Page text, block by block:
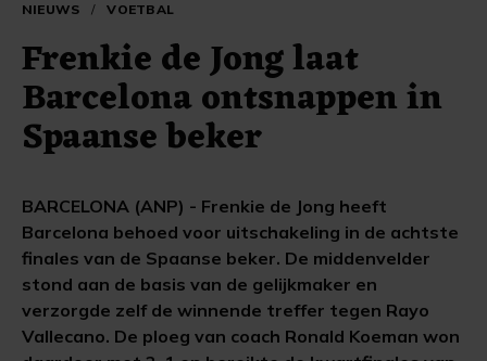
NIEUWS / VOETBAL
Frenkie de Jong laat
Barcelona ontsnappen in
Spaanse beker
BARCELONA (ANP) - Frenkie de Jong heeft
Barcelona behoed voor uitschakeling in de achtste
finales van de Spaanse beker. De middenvelder
stond aan de basis van de gelijkmaker en
verzorgde zelf de winnende treffer tegen Rayo
Vallecano. De ploeg van coach Ronald Koeman won